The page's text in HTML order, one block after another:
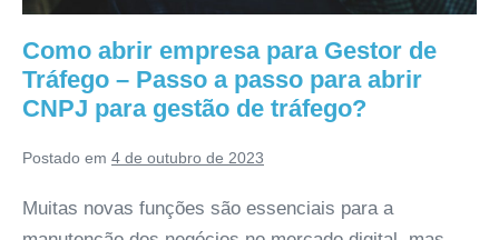
Como abrir empresa para Gestor de
Tráfego – Passo a passo para abrir
CNPJ para gestão de tráfego?
Postado em 4 de outubro de 2023
Muitas novas funções são essenciais para a